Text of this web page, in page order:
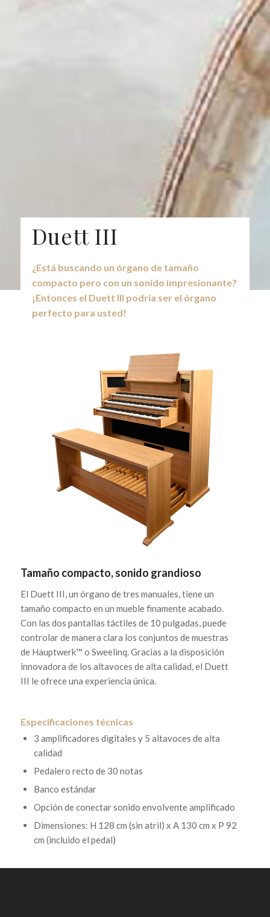
Duett III
¿Está buscando un órgano de tamaño
compacto pero con un sonido impresionante?
¡Entonces el Duett III podría ser el órgano
perfecto para usted!
Tamaño compacto, sonido grandioso
El Duett III, un órgano de tres manuales, tiene un
tamaño compacto en un mueble finamente acabado.
Con las dos pantallas táctiles de 10 pulgadas, puede
controlar de manera clara los conjuntos de muestras
de Hauptwerk™ o Sweelinq. Gracias a la disposición
innovadora de los altavoces de alta calidad, el Duett
III le ofrece una experiencia única.
Especificaciones técnicas
3 amplificadores digitales y 5 altavoces de alta
calidad
Pedalero recto de 30 notas
Banco estándar
Opción de conectar sonido envolvente amplificado
Dimensiones: H 128 cm (sin atril) x A 130 cm x P 92
cm (incluido el pedal)